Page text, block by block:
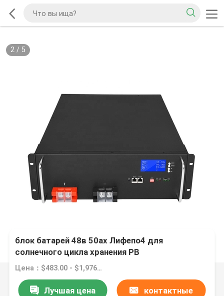
2/ 5
блок батарей 48в 50ах Лифепо4 для
солнечного цикла хранения РВ
перезаряжаемые глубокого
Цена：$483.00 - $1,976.00/pieces
Лучшая цена контактные